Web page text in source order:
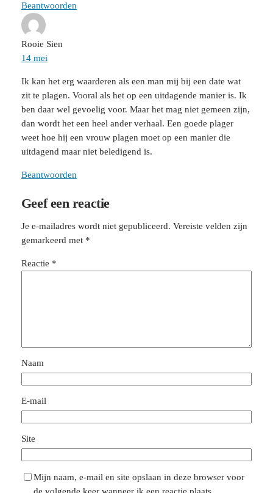
Beantwoorden
Rooie Sien
14 mei
Ik kan het erg waarderen als een man mij bij een date wat
zit te plagen. Vooral als het op een uitdagende manier is. Ik
ben daar wel gevoelig voor. Maar het mag niet gemeen zijn,
dan wordt het een heel ander verhaal. Een goede plager
weet hoe hij een vrouw plagen moet op een manier die
uitdagend maar niet beledigend is.
Beantwoorden
Geef een reactie
Je e-mailadres wordt niet gepubliceerd. Vereiste velden zijn
gemarkeerd met *
Reactie *
Naam
E-mail
Site
Mijn naam, e-mail en site opslaan in deze browser voor
de volgende keer wanneer ik een reactie plaats.